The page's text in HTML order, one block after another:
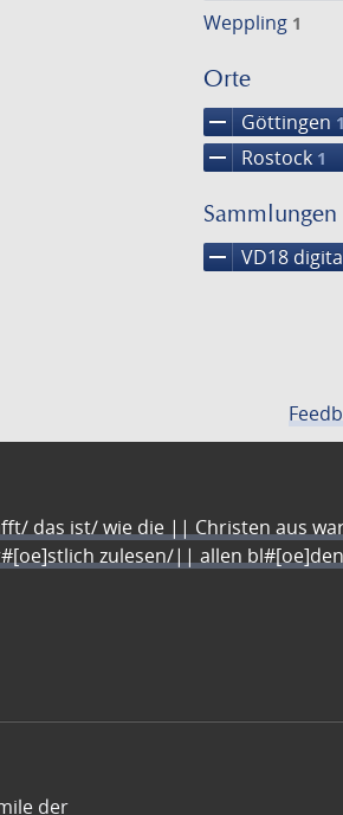
Weppling 1
Orte
remove Göttingen 1
remove Rostock 1
Sammlungen
remove VD18
das ist/ wie die || Christen aus
zulesen/|| allen
der